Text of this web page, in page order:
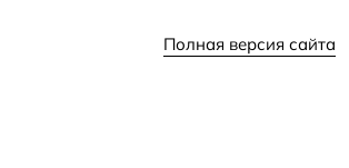
Полная версия сайта